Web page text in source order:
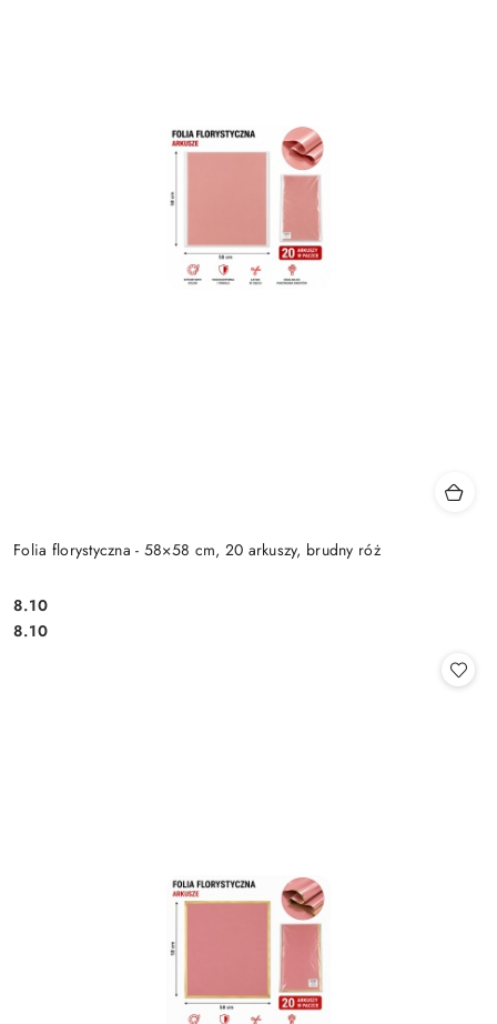
Folia florystyczna - 58×58 cm, 20 arkuszy, brudny róż
Cena:
8.10
Cena:
8.10